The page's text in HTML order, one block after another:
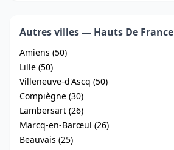
Autres villes — Hauts De France
Amiens (50)
Lille (50)
Villeneuve-d'Ascq (50)
Compiègne (30)
Lambersart (26)
Marcq-en-Barœul (26)
Beauvais (25)